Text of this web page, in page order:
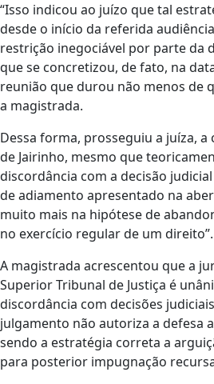
“Isso indicou ao juízo que tal
desde o início da referida
restrição inegociável por parte da
que se concretizou, de fato, na
reunião que durou não menos de
a magistrada.
Dessa forma, prosseguiu a juíza,
de Jairinho, mesmo que
discordância com a decisão
de adiamento apresentado na
muito mais na hipótese de
no exercício regular de um direito”.
A magistrada acrescentou que a
Superior Tribunal de Justiça é
discordância com decisões
julgamento não autoriza a defesa
sendo a estratégia correta a
para posterior impugnação